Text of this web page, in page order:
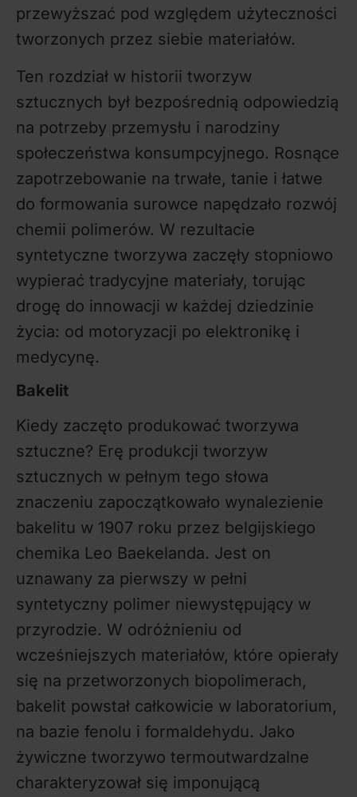
przewyższać pod względem użyteczności
tworzonych przez siebie materiałów.
Ten rozdział w historii tworzyw
sztucznych był bezpośrednią odpowiedzią
na potrzeby przemysłu i narodziny
społeczeństwa konsumpcyjnego. Rosnące
zapotrzebowanie na trwałe, tanie i łatwe
do formowania surowce napędzało rozwój
chemii polimerów. W rezultacie
syntetyczne tworzywa zaczęły stopniowo
wypierać tradycyjne materiały, torując
drogę do innowacji w każdej dziedzinie
życia: od motoryzacji po elektronikę i
medycynę.
Bakelit
Kiedy zaczęto produkować tworzywa
sztuczne? Erę produkcji tworzyw
sztucznych w pełnym tego słowa
znaczeniu zapoczątkowało wynalezienie
bakelitu w 1907 roku przez belgijskiego
chemika Leo Baekelanda. Jest on
uznawany za pierwszy w pełni
syntetyczny polimer niewystępujący w
przyrodzie. W odróżnieniu od
wcześniejszych materiałów, które opierały
się na przetworzonych biopolimerach,
bakelit powstał całkowicie w laboratorium,
na bazie fenolu i formaldehydu. Jako
żywiczne tworzywo termoutwardzalne
charakteryzował się imponującą